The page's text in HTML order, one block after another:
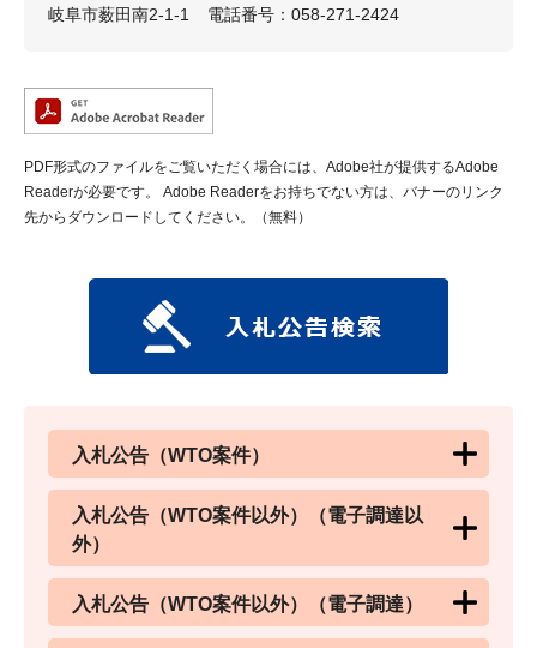
岐阜市薮田南2-1-1
電話番号：058-271-2424
PDF形式のファイルをご覧いただく場合には、Adobe社が提供するAdobe
Readerが必要です。
Adobe Readerをお持ちでない方は、バナーのリンク
先からダウンロードしてください。（無料）
入札公告（WTO案件）
入札公告（WTO案件以外）（電子調達以
外）
入札公告（WTO案件以外）（電子調達）